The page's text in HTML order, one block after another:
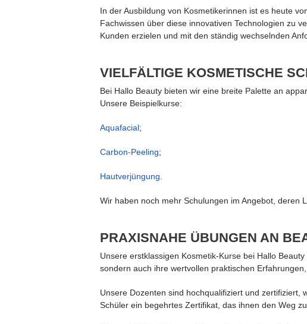
In der Ausbildung von Kosmetikerinnen ist es heute
Fachwissen über diese innovativen Technologien zu
Kunden erzielen und mit den ständig wechselnden
VIELFÄLTIGE KOSMETISCHE
Bei Hallo Beauty bieten wir eine breite Palette an
Unsere Beispielkurse:
Aquafacial;
Carbon-Peeling;
Hautverjüngung
Wir haben noch mehr Schulungen im Angebot, deren
PRAXISNAHE ÜBUNGEN AN
Unsere erstklassigen Kosmetik-Kurse bei Hallo
sondern auch ihre wertvollen praktischen
Unsere Dozenten sind hochqualifiziert und zertifiziert,
Schüler ein begehrtes Zertifikat, das ihnen den Weg